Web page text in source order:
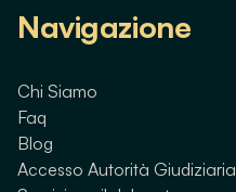
Navigazione
Chi Siamo
Faq
Blog
Accesso Autorità Giudiziaria